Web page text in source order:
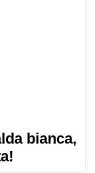
bianca,